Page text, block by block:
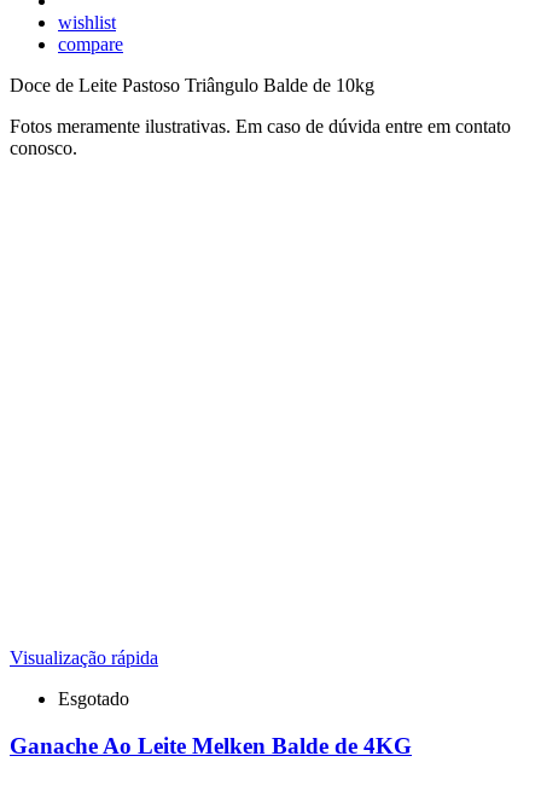
wishlist
compare
Doce de Leite Pastoso Triângulo Balde de 10kg
Fotos meramente ilustrativas. Em caso de dúvida entre em contato
conosco.
Visualização rápida
Esgotado
Ganache Ao Leite Melken Balde de 4KG